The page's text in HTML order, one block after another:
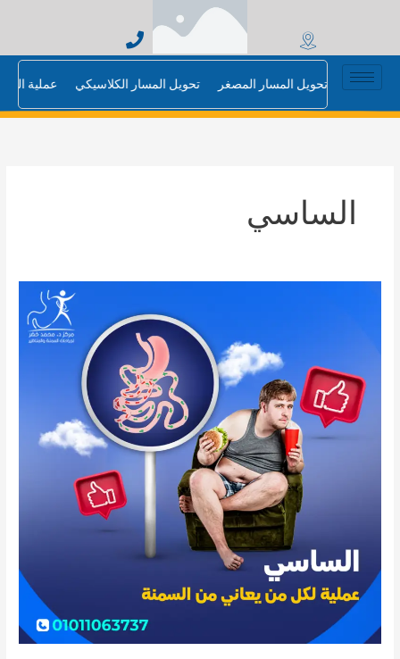
الساسي تحويل المسار المصغر تحويل المسار الكلاسيكي عملية
الساسي